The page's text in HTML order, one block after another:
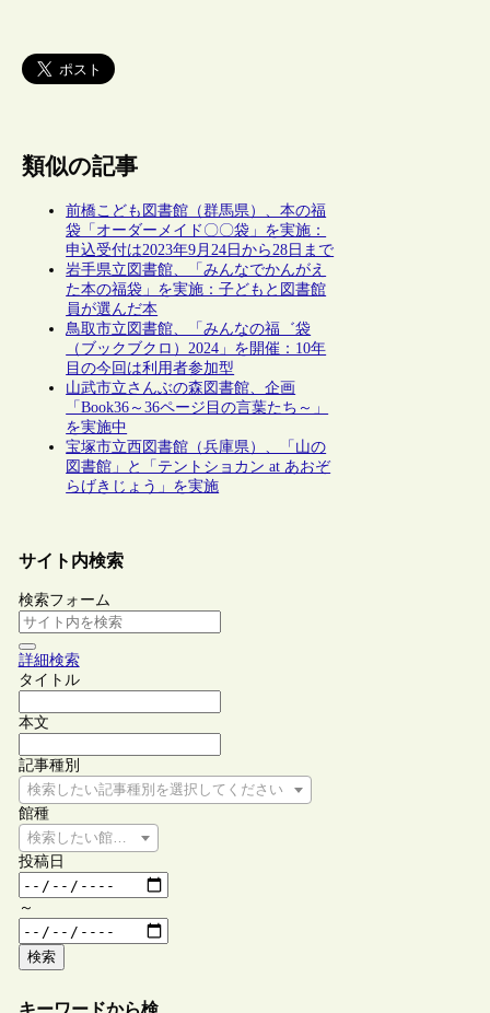
類似の記事
前橋こども図書館（群馬県）、本の福
袋「オーダーメイド〇〇袋」を実施：
申込受付は2023年9月24日から28日まで
岩手県立図書館、「みんなでかんがえ
た本の福袋」を実施：子どもと図書館
員が選んだ本
鳥取市立図書館、「みんなの福゛袋
（ブックブクロ）2024」を開催：10年
目の今回は利用者参加型
山武市立さんぶの森図書館、企画
「Book36～36ページ目の言葉たち～」
を実施中
宝塚市立西図書館（兵庫県）、「山の
図書館」と「テントショカン at あおぞ
らげきじょう」を実施
サイト内検索
検索フォーム
詳細検索
タイトル
本文
記事種別
検索したい記事種別を選択してください
館種
検索したい館種を選択してください
投稿日
～
検索